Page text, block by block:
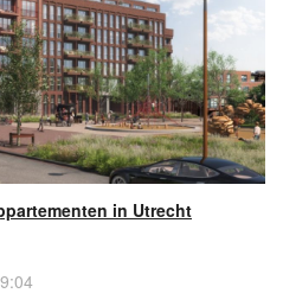
in Utrecht